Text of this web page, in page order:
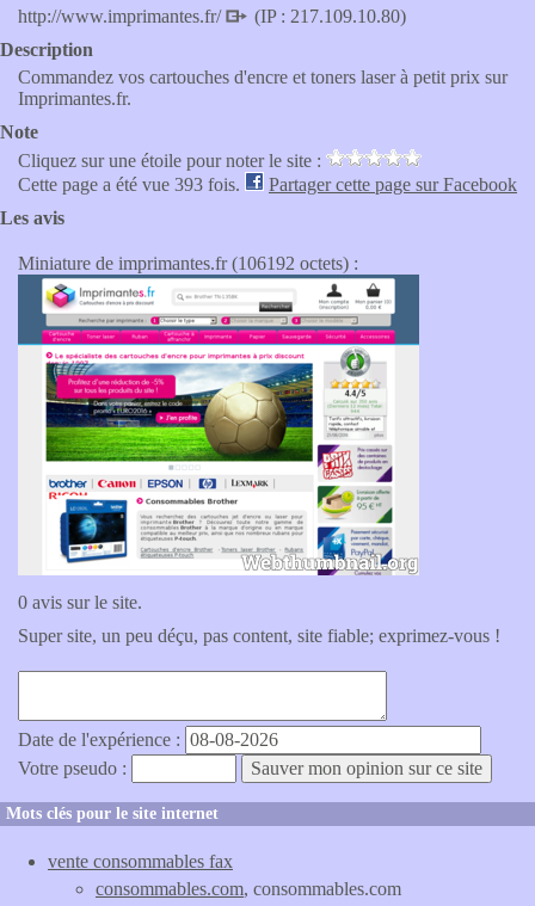
http://www.imprimantes.fr/
(IP : 217.109.10.80)
Description
Commandez vos cartouches d'encre et toners laser à petit prix sur
Imprimantes.fr.
Note
Cliquez sur une étoile pour noter le site :
Cette page a été vue 393 fois.
Partager cette page sur Facebook
Les avis
Miniature de imprimantes.fr (106192 octets) :
0 avis sur le site.
Super site, un peu déçu, pas content, site fiable; exprimez-vous !
Date de l'expérience :
Votre pseudo :
Mots clés pour le site internet
vente consommables fax
consommables.com, consommables.com